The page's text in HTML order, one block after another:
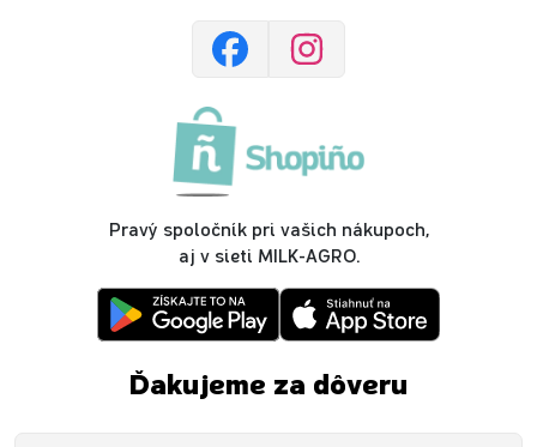
Pravý spoločník pri vašich nákupoch,
aj v sieti MILK-AGRO.
Ďakujeme za dôveru